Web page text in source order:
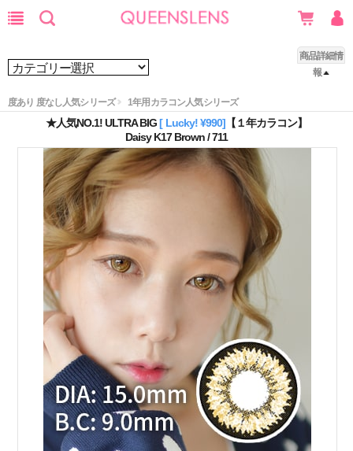
度あり 度なし人気シリーズ 1年用カラコン人気シリーズ
商品詳細情
報
★人気NO.1! ULTRA BIG[ Lucky! ¥990]【１年カラコン】
Daisy K17 Brown / 711